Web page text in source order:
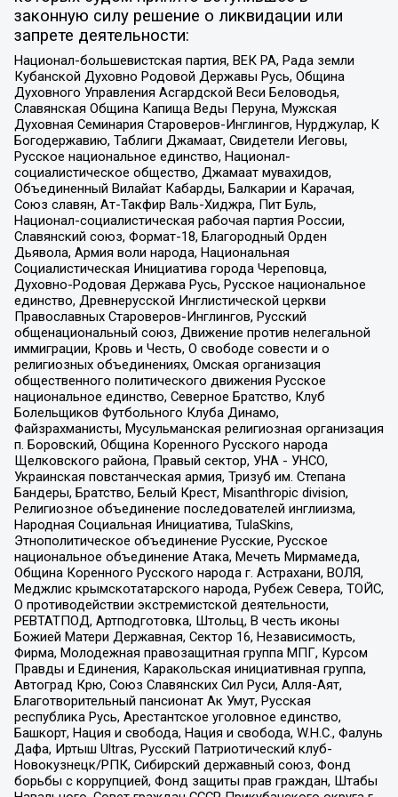
законную силу решение о ликвидации или
запрете деятельности:
Национал-большевистская партия, ВЕК РА, Рада земли
Кубанской Духовно Родовой Державы Русь, Община
Духовного Управления Асгардской Веси Беловодья,
Славянская Община Капища Веды Перуна, Мужская
Духовная Семинария Староверов-Инглингов, Нурджулар, К
Богодержавию, Таблиги Джамаат, Свидетели Иеговы,
Русское национальное единство, Национал-
социалистическое общество, Джамаат мувахидов,
Объединенный Вилайат Кабарды, Балкарии и Карачая,
Союз славян, Ат-Такфир Валь-Хиджра, Пит Буль,
Национал-социалистическая рабочая партия России,
Славянский союз, Формат-18, Благородный Орден
Дьявола, Армия воли народа, Национальная
Социалистическая Инициатива города Череповца,
Духовно-Родовая Держава Русь, Русское национальное
единство, Древнерусской Инглистической церкви
Православных Староверов-Инглингов, Русский
общенациональный союз, Движение против нелегальной
иммиграции, Кровь и Честь, О свободе совести и о
религиозных объединениях, Омская организация
общественного политического движения Русское
национальное единство, Северное Братство, Клуб
Болельщиков Футбольного Клуба Динамо,
Файзрахманисты, Мусульманская религиозная организация
п. Боровский, Община Коренного Русского народа
Щелковского района, Правый сектор, УНА - УНСО,
Украинская повстанческая армия, Тризуб им. Степана
Бандеры, Братство, Белый Крест, Misanthropic division,
Религиозное объединение последователей инглиизма,
Народная Социальная Инициатива, TulaSkins,
Этнополитическое объединение Русские, Русское
национальное объединение Атака, Мечеть Мирмамеда,
Община Коренного Русского народа г. Астрахани, ВОЛЯ,
Меджлис крымскотатарского народа, Рубеж Севера, ТОЙС,
О противодействии экстремистской деятельности,
РЕВТАТПОД, Артподготовка, Штольц, В честь иконы
Божией Матери Державная, Сектор 16, Независимость,
Фирма, Молодежная правозащитная группа МПГ, Курсом
Правды и Единения, Каракольская инициативная группа,
Автоград Крю, Союз Славянских Сил Руси, Алля-Аят,
Благотворительный пансионат Ак Умут, Русская
республика Русь, Арестантское уголовное единство,
Башкорт, Нация и свобода, Нация и свобода, W.H.С., Фалунь
Дафа, Иртыш Ultras, Русский Патриотический клуб-
Новокузнецк/РПК, Сибирский державный союз, Фонд
борьбы с коррупцией, Фонд защиты прав граждан, Штабы